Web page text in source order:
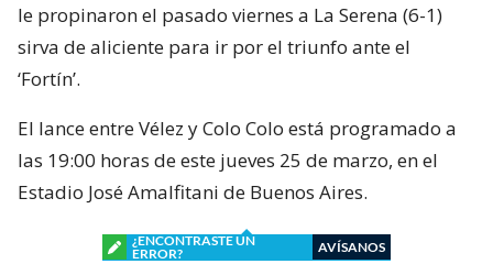
le propinaron el pasado viernes a La Serena (6-1)
sirva de aliciente para ir por el triunfo ante el
‘Fortín’.
El lance entre Vélez y Colo Colo está programado a
las 19:00 horas de este jueves 25 de marzo, en el
Estadio José Amalfitani de Buenos Aires.
¿ENCONTRASTE UN
ERROR?
AVÍSANOS